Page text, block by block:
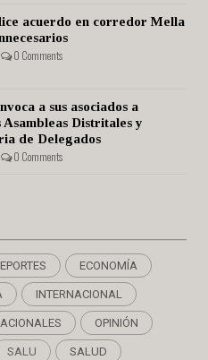
acuerdo en corredor Mella
0 Comments
a sus asociados a
Distritales y
de Delegados
0 Comments
ECONOMÍA
INTERNACIONAL
OPINIÓN
SALU SALUD